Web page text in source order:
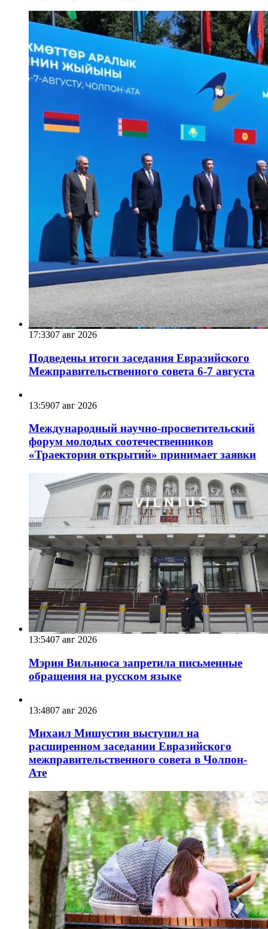
17:3307 авг 2026
Подведены итоги заседания Евразийского
Межправительственного совета 6-7 августа
13:5907 авг 2026
Международный научно-просветительский
форум молодых соотечественников
«Траектория открытий» принимает заявки
13:5407 авг 2026
Мэрия Вильнюса запретила письменные
обращения на русском языке
13:4807 авг 2026
Михаил Мишустин выступил на
расширенном заседании Евразийского
межправительственного совета в Чолпон-
Ате